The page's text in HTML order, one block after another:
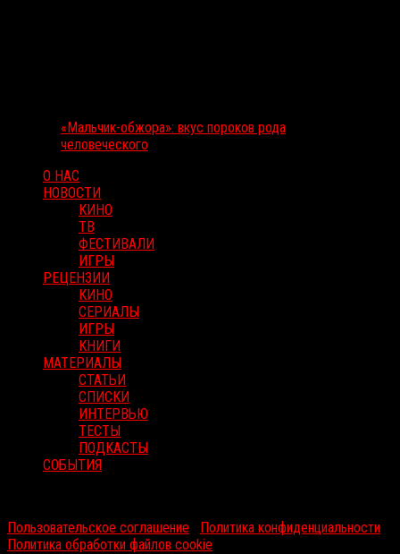
«Мальчик-обжора»: вкус пороков рода
человеческого
О НАС
НОВОСТИ
КИНО
ТВ
ФЕСТИВАЛИ
ИГРЫ
РЕЦЕНЗИИ
КИНО
СЕРИАЛЫ
ИГРЫ
КНИГИ
МАТЕРИАЛЫ
СТАТЬИ
СПИСКИ
ИНТЕРВЬЮ
ТЕСТЫ
ПОДКАСТЫ
СОБЫТИЯ
Пользовательское соглашение
Политика конфиденциальности
Политика обработки файлов cookie